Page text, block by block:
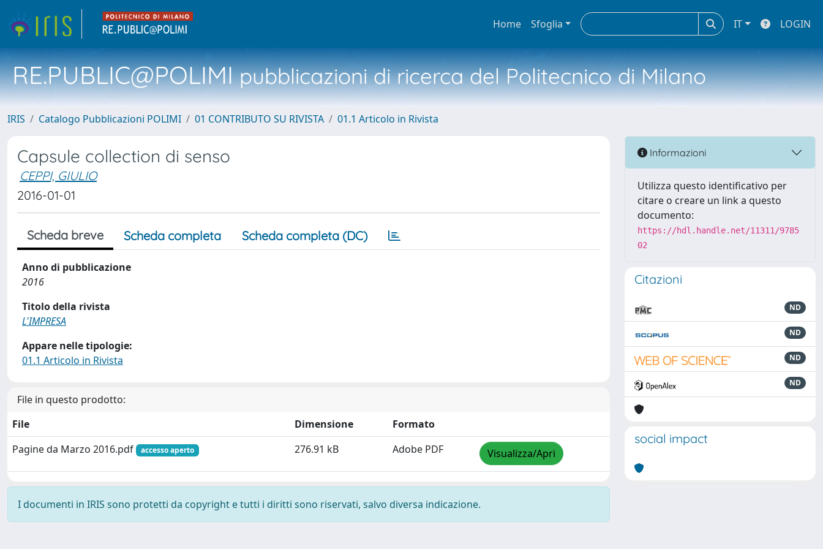
Home Sfoglia IT LOGIN
RE.PUBLIC@POLIMIpubblicazioni di ricerca del Politecnico di Milano
IRIS Catalogo Pubblicazioni POLIMI 01 CONTRIBUTO SU RIVISTA 01.1 Articolo in Rivista
Capsule collection di senso
CEPPI, GIULIO
2016-01-01
Scheda breve Scheda completa Scheda completa (DC)
Anno di pubblicazione
2016
Titolo della rivista
L'IMPRESA
Appare nelle tipologie:
01.1 Articolo in Rivista
File in questo prodotto:
File
Dimensione
Formato
Pagine da Marzo 2016.pdf
accesso aperto 276.91 kB Adobe PDF Visualizza/Apri
I documenti in IRIS sono protetti da copyright e tutti i diritti sono riservati, salvo diversa indicazione.
Informazioni
Utilizza questo identificativo per
citare o creare un link a questo
documento:
https://hdl.handle.net/11311/9785
02
Citazioni
ND
ND
ND
ND
social impact